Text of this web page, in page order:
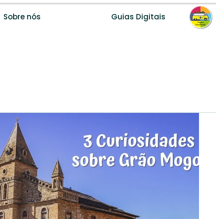
Sobre nós Guias Digitais